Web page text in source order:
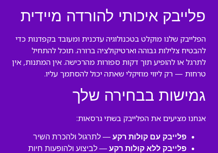
פלייבק איכותי להורדה מיידית
הפלייבק שלנו מוקלט בטכנולוגיה עדכנית ומעובד בקפדנות כדי
להבטיח צלילות גבוהה וארטיקולציה ברורה. תוכל להתחיל
לתרגל או להופיע תוך דקות ספורות מהרכישה. אין המתנות, אין
טרחות — רק ליווי מוזיקלי שאתה יכול להסתמך עליו.
גמישות בבחירה שלך
אנחנו מציעים את הפלייבק בשתי גרסאות:
פלייבק עם קולות רקע — לתרגול ולהכרת השיר
פלייבק ללא קולות רקע — לביצוע ולהופעות חיות